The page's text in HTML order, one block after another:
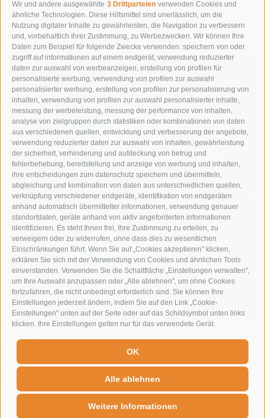
Wir und andere ausgewählte 3 Drittparteien verwenden Cookies und
ähnliche Technologien. Diese Hilfsmittel sind unerlässlich, um die
Nutzung digitaler Inhalte zu gewährleisten, die Navigation zu verbessern
und, vorbehaltlich Ihrer Zustimmung, zu Werbezwecken. Wir können Ihre
Daten zum Beispiel für folgende Zwecke verwenden: speichern von oder
zugriff auf informationen auf einem endgerät, verwendung reduzierter
daten zur auswahl von werbeanzeigen, erstellung von profilen für
personalisierte werbung, verwendung von profilen zur auswahl
personalisierter werbung, erstellung von profilen zur personalisierung von
inhalten, verwendung von profilen zur auswahl personalisierter inhalte,
messung der werbeleistung, messung der performance von inhalten,
analyse von zielgruppen durch statistiken oder kombinationen von daten
aus verschiedenen quellen, entwicklung und verbesserung der angebote,
verwendung reduzierter daten zur auswahl von inhalten, gewährleistung
der sicherheit, verhinderung und aufdeckung von betrug und
fehlerbehebung, bereitstellung und anzeige von werbung und inhalten,
ihre entscheidungen zum datenschutz speichern und übermitteln,
abgleichung und kombination von daten aus unterschiedlichen quellen,
verknüpfung verschiedener endgeräte, identifikation von endgeräten
anhand automatisch übermittelter informationen, verwendung genauer
standortdaten, geräte anhand von aktiv angeforderten informationen
identifizieren. Es steht Ihnen frei, Ihre Zustimmung zu erteilen, zu
verweigern oder zu widerrufen, ohne dass dies zu wesentlichen
Einschränkungen führt. Wenn Sie auf „Cookies akzeptieren" klicken,
erklären Sie sich mit der Verwendung von Cookies und ähnlichen Tools
einverstanden. Verwenden Sie die Schaltfläche „Einstellungen verwalten",
um Ihre Auswahl anzupassen oder „Alle ablehnen", um ohne Cookies
fortzufahren, die nicht unbedingt erforderlich sind. Sie können Ihre
Einstellungen jederzeit ändern, indem Sie auf den Link „Cookie-
Einstellungen" unten auf der Seite oder auf das Schildsymbol unten links
klicken. Ihre Einstellungen gelten nur für das verwendete Gerät.
OK
Alle ablehnen
Weitere Informationen
« zurück
TAUCHE EIN IN DIE NATUR DES
LEBENS
SOMMERURLAUB
Plätzwiese 60 - I-39030 Prags
F+39 0474 749071 - hotel@hohegaisl.com
Impressum
-
- IT00732970215